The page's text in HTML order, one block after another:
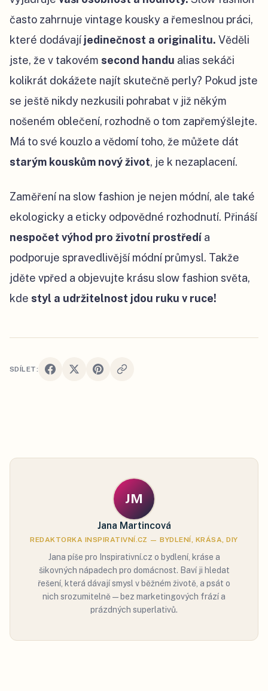
často zahrnuje vintage kousky a řemeslnou práci,
které dodávají jedinečnost a originalitu. Věděli
jste, že v takovém second handu alias sekáči
kolikrát dokážete najít skutečně perly? Pokud jste
se ještě nikdy nezkusili pohrabat v již někým
nošeném oblečení, rozhodně o tom zapřemýšlejte.
Má to své kouzlo a vědomí toho, že můžete dát
starým kouskům nový život, je k nezaplacení.
Zaměření na slow fashion je nejen módní, ale také
ekologicky a eticky odpovědné rozhodnutí. Přináší
nespočet výhod pro životní prostředí a
podporuje spravedlivější módní průmysl. Takže
jděte vpřed a objevujte krásu slow fashion světa,
kde styl a udržitelnost jdou ruku v ruce!
SDÍLET:
JM
Jana Martincová
REDAKTORKA INSPIRATIVNÍ.CZ — BYDLENÍ, KRÁSA, DIY
Jana píše pro Inspirativní.cz o bydlení, kráse a
šikovných nápadech pro domácnost. Baví ji hledat
řešení, která dávají smysl v běžném životě, a psát o
nich srozumitelně — bez marketingových frází a
prázdných superlativů.